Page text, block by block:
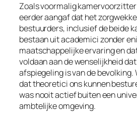
Zoals voormalig kamervoorzitter
eerder aangaf dat het
bestuurders, inclusief de beide
bestaan uit academici zonder
maatschappelijke ervaring en
voldaan aan de wenselijkheid
afspiegeling is van de bevolking.
dat theoretici ons kunnen
was nooit actief buiten een
ambtelijke omgeving.